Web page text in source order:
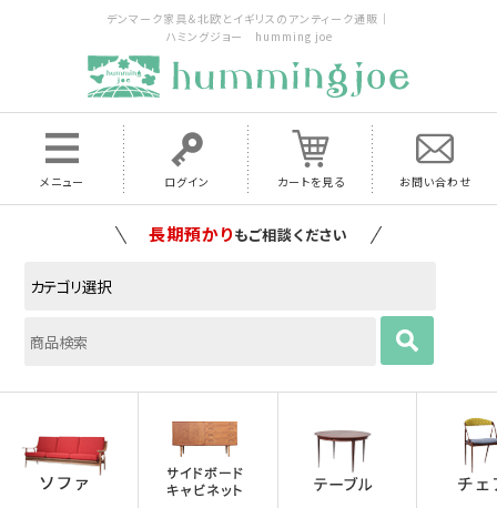
デンマーク家具＆北欧とイギリスのアンティーク通販｜
ハミングジョー humming joe
メニュー ログイン カートを見る お問い合わせ
家具の配送料は全国当店で負担いたします